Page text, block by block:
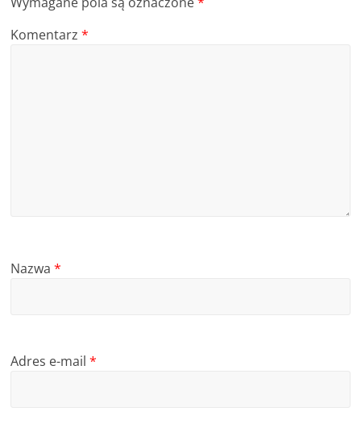
Komentarz*
Nazwa*
Adres e-mail*